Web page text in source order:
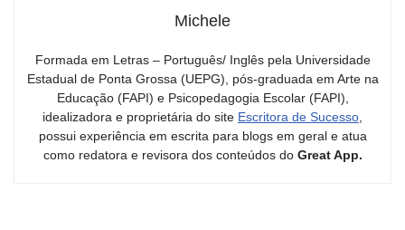
Michele
Formada em Letras – Português/ Inglês pela Universidade
Estadual de Ponta Grossa (UEPG), pós-graduada em Arte na
Educação (FAPI) e Psicopedagogia Escolar (FAPI),
idealizadora e proprietária do site Escritora de Sucesso
possui experiência em escrita para blogs em geral e atua
como redatora e revisora dos conteúdos do Great App.